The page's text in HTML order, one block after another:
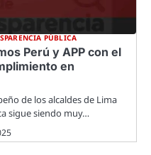
PÚBLICA
Perú y APP con el
en
de los alcaldes de Lima
sigue siendo muy…